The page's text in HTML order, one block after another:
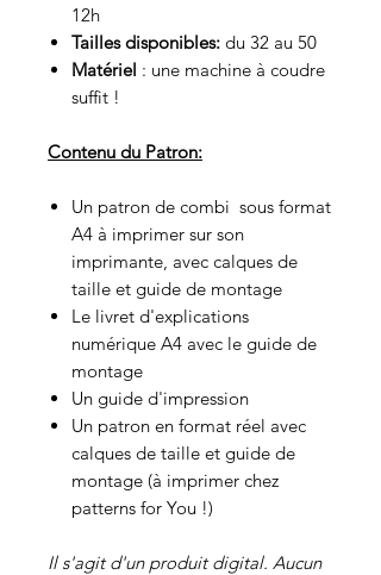
12h
Tailles disponibles: du 32 au 50
Matériel : une machine à coudre
suffit !
Contenu du Patron:
Un patron de combi sous format
A4 à imprimer sur son
imprimante, avec calques de
taille et guide de montage
Le livret d'explications
numérique A4 avec le guide de
montage
Un guide d'impression
Un patron en format réel avec
calques de taille et guide de
montage (à imprimer chez
patterns for You !)
Il s'agit d'un produit digital. Aucun